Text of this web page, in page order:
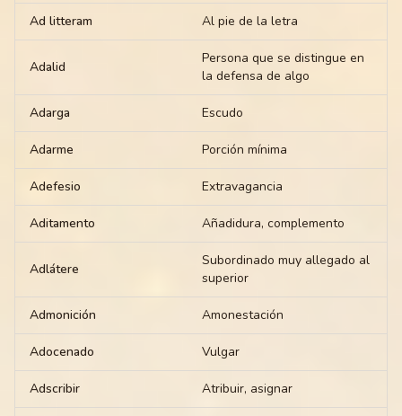
Ad litteram Al pie de la letra
Adalid
Persona que se distingue en
la defensa de algo
Adarga Escudo
Adarme Porción mínima
Adefesio Extravagancia
Aditamento Añadidura, complemento
Adlátere
Subordinado muy allegado al
superior
Admonición Amonestación
Adocenado Vulgar
Adscribir Atribuir, asignar